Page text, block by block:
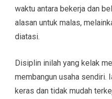
waktu antara bekerja dan
alasan untuk malas,
diatasi.
Disiplin inilah yang kelak
membangun usaha sendiri.
keras dan tidak mudah